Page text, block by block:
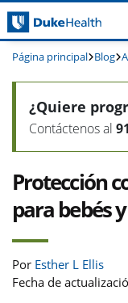
Saltar navegación
Página principal Blog
Protección
para bebés
Por Esther L Ellis
Fecha de
¿Quiere
Contáctenos al